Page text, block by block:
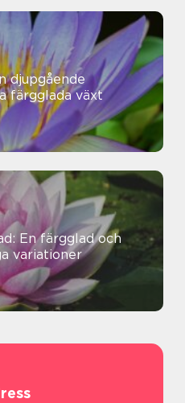
djupgående
färgglada växt
En färgglad och
variationer